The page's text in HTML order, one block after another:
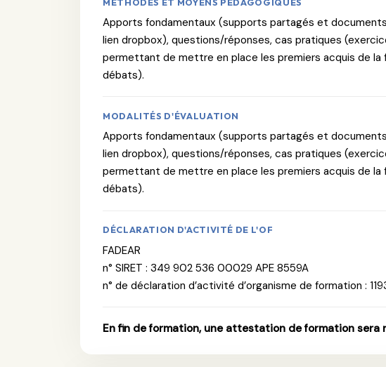
Apports fondamentaux (supports partagés et
lien dropbox), questions/réponses, cas pratiques
permettant de mettre en place les premiers acquis de la
débats).
MODALITÉS D'ÉVALUATION
Apports fondamentaux (supports partagés et
lien dropbox), questions/réponses, cas pratiques
permettant de mettre en place les premiers acquis de la
débats).
DÉCLARATION D'ACTIVITÉ DE L'OF
FADEAR
n° SIRET : 349 902 536 00029 APE 8559A
n° de déclaration d’activité d’organisme de formation :
En fin de formation, une attestation de formation sera